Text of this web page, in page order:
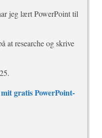
jeg lært PowerPoint til
at researche og skrive
gratis PowerPoint-